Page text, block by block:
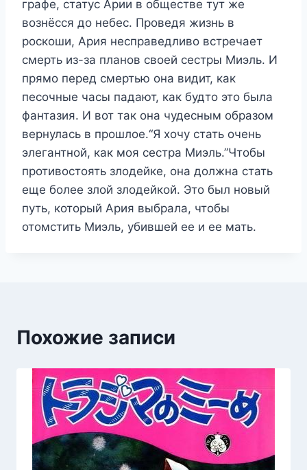
графе, статус Арии в обществе тут же
вознёсся до небес. Проведя жизнь в
роскоши, Ария несправедливо встречает
смерть из-за планов своей сестры Миэль. И
прямо перед смертью она видит, как
песочные часы падают, как будто это была
фантазия. И вот так она чудесным образом
вернулась в прошлое.“Я хочу стать очень
элегантной, как моя сестра Миэль.”Чтобы
противостоять злодейке, она должна стать
еще более злой злодейкой. Это был новый
путь, который Ария выбрала, чтобы
отомстить Миэль, убившей ее и ее мать.
Похожие записи